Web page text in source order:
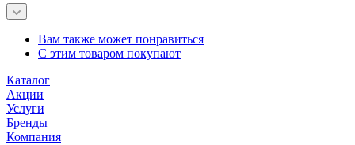
Вам также может понравиться
С этим товаром покупают
Каталог
Акции
Услуги
Бренды
Компания